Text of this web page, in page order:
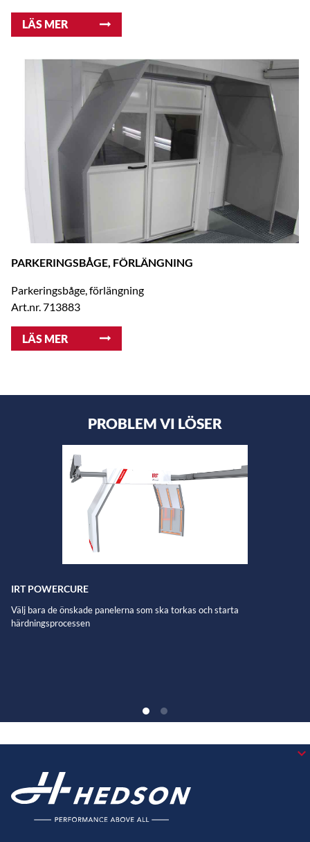
LÄS MER
PARKERINGSBÅGE, FÖRLÄNGNING
Parkeringsbåge, förlängning
Art.nr. 713883
LÄS MER
PROBLEM VI LÖSER
IRT POWERCURE
Välj bara de önskade panelerna som ska torkas och starta
härdningsprocessen